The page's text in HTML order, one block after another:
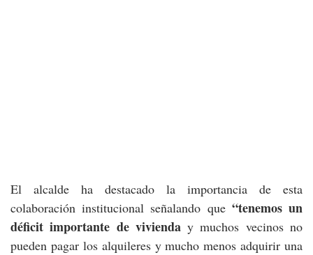
El alcalde ha destacado la importancia de esta
colaboración institucional señalando que “tenemos un
déficit importante de vivienday muchos vecinos no
pueden pagar los alquileres y mucho menos adquirir una